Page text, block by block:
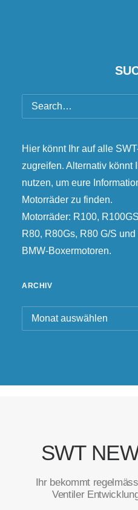
Hier könnt Ihr auf alle
zugreifen. Alternativ könnt
nutzen, um eure
Motorräder zu finden.
Motorräder: R100,
R80, R80Gs, R80 G/S
BMW-Boxermotoren.
ARCHIV
Archiv
SWT
Ihr bekommt
Ventiler